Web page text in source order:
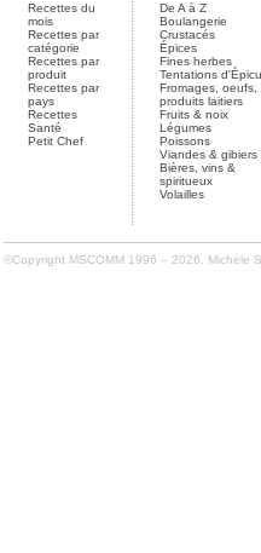
Recettes du
mois
Recettes par
catégorie
Recettes par
produit
Recettes par
pays
Recettes
Santé
Petit Chef
De A à Z
Boulangerie
Crustacés
Épices
Fines herbes
Tentations
Fromages, oeufs,
produits laitiers
Fruits & noix
Légumes
Poissons
Viandes & gibiers
Bières, vins &
spiritueux
Volailles
©Copyright MSCOMM 1996 – 2026. Michèle